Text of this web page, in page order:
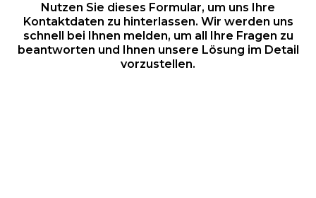
Nutzen Sie dieses Formular, um uns Ihre
Kontaktdaten zu hinterlassen. Wir werden uns
schnell bei Ihnen melden, um all Ihre Fragen zu
beantworten und Ihnen unsere Lösung im Detail
vorzustellen.